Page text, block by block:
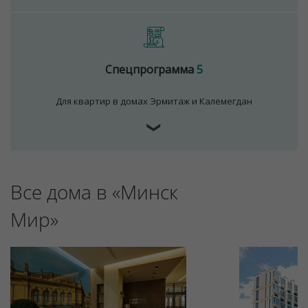
Спецпрограмма5
Для квартир в домах Эрмитаж и Калемегдан
❯
Все дома в «Минск
Мир»